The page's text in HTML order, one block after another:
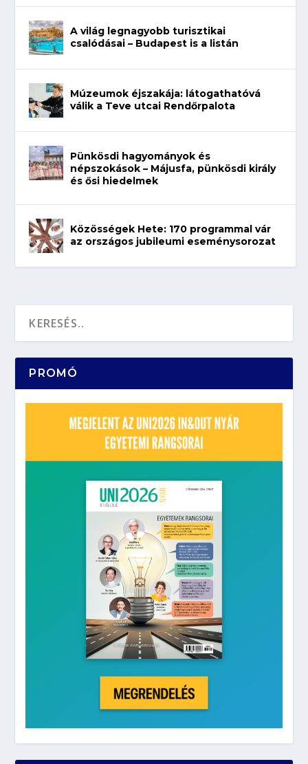
A világ legnagyobb turisztikai
csalódásai – Budapest is a listán
Múzeumok éjszakája: látogathatóvá
válik a Teve utcai Rendőrpalota
Pünkösdi hagyományok és
népszokások – Májusfa, pünkösdi király
és ősi hiedelmek
Közösségek Hete: 170 programmal vár
az országos jubileumi eseménysorozat
PROMÓ